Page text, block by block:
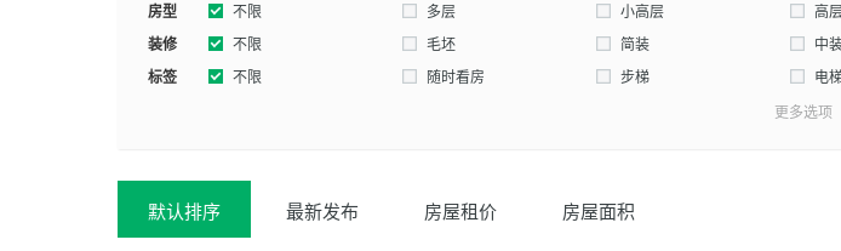
西南
东北 西北
房型
不限 多层 小高层 高
装修
不限 毛坯 简装 中
标签
不限 随时看房 步梯
电
更多选项
默认排序 最新发布 房屋租价 房屋面积